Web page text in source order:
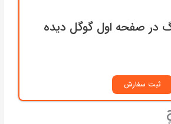
در صفحه اول گوگل دیده
ثبت سفارش